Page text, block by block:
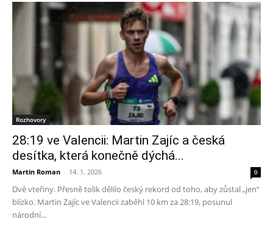
Rozhovory
28:19 ve Valencii: Martin Zajíc a česká
desítka, která konečně dýchá...
Martin Roman - 14. 1. 2026 0
Dvě vteřiny. Přesně tolik dělilo český rekord od toho, aby zůstal „jen“
blízko. Martin Zajíc ve Valencii zaběhl 10 km za 28:19, posunul
národní...